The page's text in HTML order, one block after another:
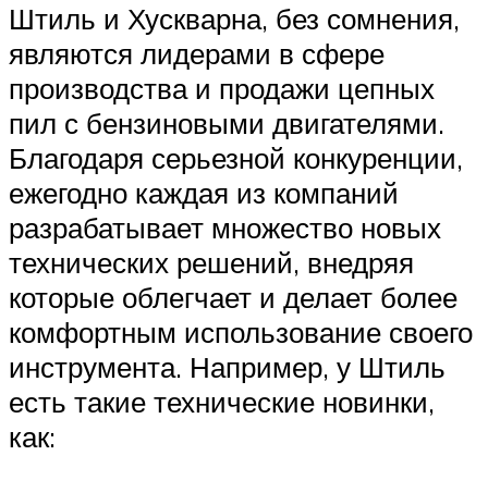
Штиль и Хускварна, без сомнения,
являются лидерами в сфере
производства и продажи цепных
пил с бензиновыми двигателями.
Благодаря серьезной конкуренции,
ежегодно каждая из компаний
разрабатывает множество новых
технических решений, внедряя
которые облегчает и делает более
комфортным использование своего
инструмента. Например, у Штиль
есть такие технические новинки,
как: